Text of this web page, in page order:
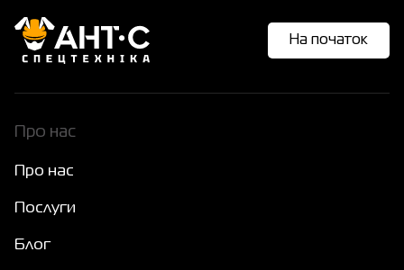
На початок
Про нас
Про нас
Послуги
Блог